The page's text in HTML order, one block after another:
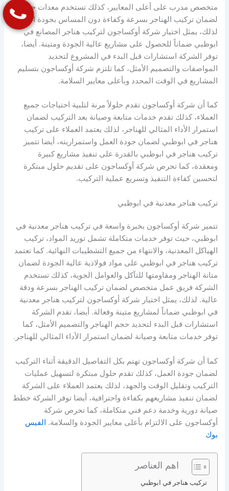
متخصص مدرب على أعلى المعايير، كذلك تستخدم معدات حديثة
لضمان تركيب الهناجر بسرعة وكفاءة دون المساس بجودة العمل.
لذلك، يمثل اختيار شركة أوكساجون لتركيب هناجر المصانع في
ابوظبي ضماناً للحصول على مشاريع عالية الجودة ومتينة. أيضا،
توفر الشركة استشارات قبل البدء في المشروع لتحديد
المواصفات والتصميم الأمثل، كما تلتزم شركة أوكساجون بتسليم
المشاريع في الوقت المحدد وبأعلى معايير السلامة.
كما أن شركة أوكساجون تقدم حلولاً مرنة لتلبية احتياجات جميع
العملاء، كذلك تقدم خدمات متابعة وصيانة بعد التركيب لضمان
استمرار الأداء المثالي للهناجر، لذلك يعتمد العملاء على تركيب
هناجر في ابوظبي لضمان جودة العمل واستمراريته، أيضا تتميز
تركيب هناجر في ابوظبي بالقدرة على تنفيذ مشاريع كبيرة
ومعقدة، كما تحرص شركة أوكساجون على تقديم حلول مبتكرة
لتحسين كفاءة التنفيذ وتسريع عملية التركيب.
تركيب هناجر معدنية في ابوظبي
تتميز شركة أوكساجون بخبرة واسعة في تركيب هناجر معدنية في
ابوظبي، حيث توفر خدمات متكاملة تشمل توريد المواد، تركيب
الهياكل المعدنية، والانتهاء من جميع التشطيبات النهائية. كما تعتمد
تركيب هناجر في ابوظبي على مواد فولاذية عالية الجودة لضمان
متانة الهناجر ومقاومتها للتآكل والعوامل الجوية، كذلك تستخدم
الشركة فريق عمل متخصص لضمان تركيب الهناجر بسرعة ودقة
عالية. لذلك، يمثل اختيار شركة أوكساجون لتركيب هناجر معدنية
في ابوظبي ضماناً لمشاريع متينة وفعالة. أيضا، تقدم الشركة
استشارات قبل البدء لتحديد حجم الهناجر والتصميم الأمثل، كما
توفر خدمات متابعة وصيانة لضمان استمرار الأداء المثالي للهناجر.
كما أن شركة أوكساجون تهتم بكل التفاصيل الدقيقة أثناء التركيب
لضمان جودة العمل، كذلك تقدم حلول مبتكرة لتسهيل عمليات
التركيب وتقليل الوقت والجهد، لذلك يعتمد العملاء على الشركة
لضمان تنفيذ مشاريعهم بكفاءة واحترافية، أيضا توفر الشركة خطط
صيانة دورية وخدمة دعم فني متكاملة، كما تحرص شركة
أوكساجون على الالتزام بأعلى معايير الجودة والسلامة. الفيس
بوك
اهم العناصر
تركيب هناجر في ابوظبي